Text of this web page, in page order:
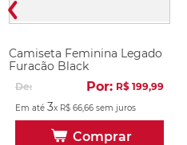
Camiseta Feminina Legado
Furacão Black
De: Por: R$ 199,99
Em até 3x R$ 6666 sem juros
Comprar